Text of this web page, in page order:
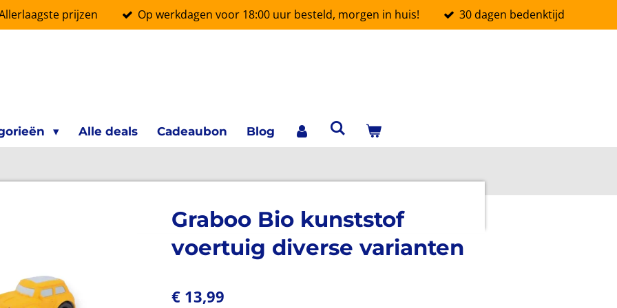
prijzen Op werkdagen voor 18:00 uur besteld, morgen in huis! 30 dagen bedenktijd
Alle deals Cadeaubon Blog
Graboo Bio kunststof
voertuig diverse varianten
€ 13,99